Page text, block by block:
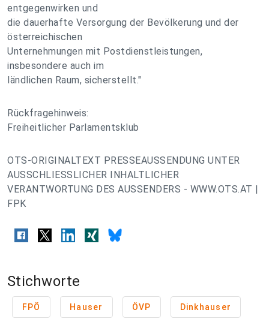
entgegenwirken und
die dauerhafte Versorgung der Bevölkerung und der
österreichischen
Unternehmungen mit Postdienstleistungen,
insbesondere auch im
ländlichen Raum, sicherstellt."
Rückfragehinweis:
Freiheitlicher Parlamentsklub
OTS-ORIGINALTEXT PRESSEAUSSENDUNG UNTER
AUSSCHLIESSLICHER INHALTLICHER
VERANTWORTUNG DES AUSSENDERS - WWW.OTS.AT |
FPK
Stichworte
FPÖ Hauser ÖVP Dinkhauser